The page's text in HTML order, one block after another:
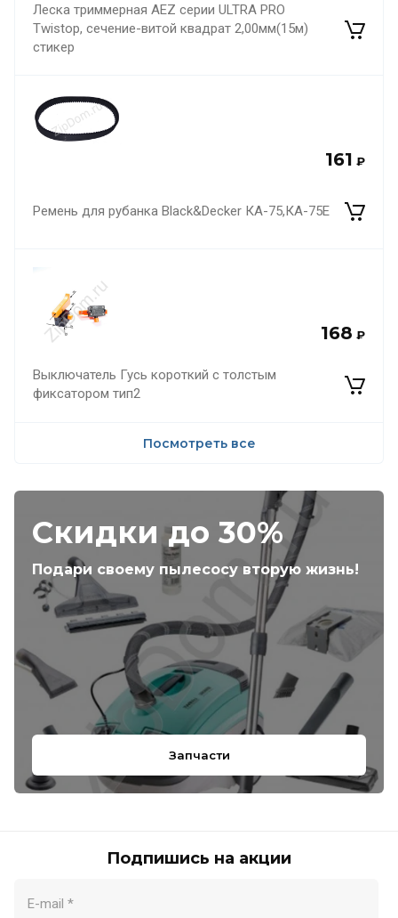
Леска триммерная AEZ серии ULTRA PRO
Twistop, сечение-витой квадрат 2,00мм(15м)
стикер
161 ₽
Ремень для рубанка Black&Decker КА-75,КА-75Е
168 ₽
Выключатель Гусь короткий с толстым
фиксатором тип2
Посмотреть все
Скидки до 30%
Подари своему пылесосу вторую жизнь!
Запчасти
Подпишись на акции